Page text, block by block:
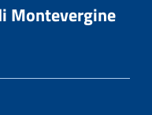
Montevergine